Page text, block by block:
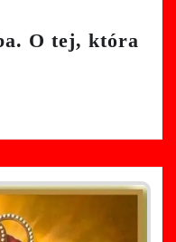
O tej, która